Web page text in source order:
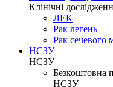
Клінічні
ЛЕК
Рак легень
Рак сечевого
НСЗУ
НСЗУ
Безкоштовна
НСЗУ